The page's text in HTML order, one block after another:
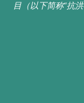
目（以下简称“抗